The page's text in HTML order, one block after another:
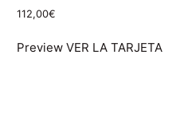
112,00€
Preview VER LA TARJETA